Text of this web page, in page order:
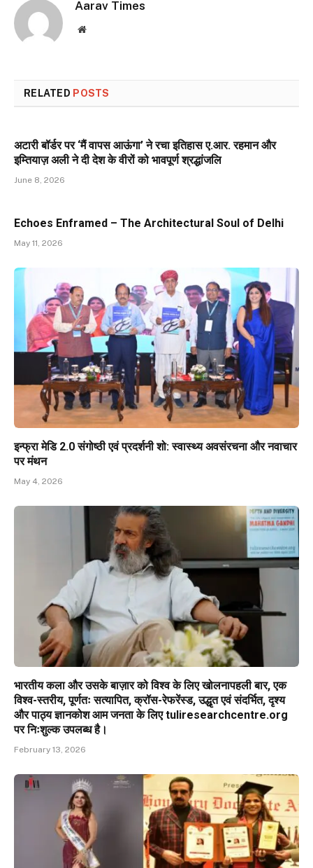
Aarav Times
Website
RELATED POSTS
अटारी बॉर्डर पर ‘मैं वापस आऊंगा’ ने रचा इतिहास ए.आर. रहमान और
इम्तियाज़ अली ने दी देश के वीरों को भावपूर्ण श्रद्धांजलि
June 8, 2026
Echoes Enframed – The Architectural Soul of Delhi
May 11, 2026
इन्फ्रा मेडि 2.0 संगोष्ठी एवं प्रदर्शनी शो: स्वास्थ्य अवसंरचना और नवाचार
पर मंथन
May 4, 2026
भारतीय कला और उसके बाज़ार को विश्व के लिए खोलनापहली बार, एक
विश्व-स्तरीय, पूर्णतः सत्यापित, क्रॉस-रेफरेंस्ड, उद्धृत एवं संदर्भित, दृश्य
और पाठ्य ज्ञानकोश आम जनता के लिए tuliresearchcentre.org
पर निःशुल्क उपलब्ध है।
February 13, 2026